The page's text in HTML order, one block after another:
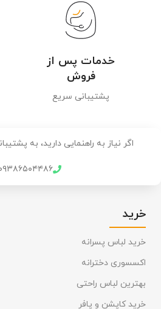
خدمات پس از
فروش
پشتیبانی سریع
اگر نیاز به راهنمایی دارید، به
خرید
خرید لباس پسرانه
اکسسوری دخترانه
بهترین لباس راحتی
خرید کاپشن و پافر